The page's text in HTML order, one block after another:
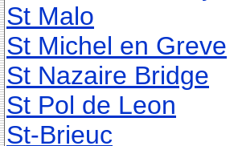
St Malo
St Michel en Greve
St Nazaire Bridge
St Pol de Leon
St-Brieuc